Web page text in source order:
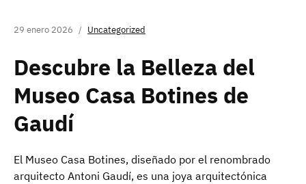
29 enero 2026 Uncategorized
Descubre la Belleza del
Museo Casa Botines de
Gaudí
El Museo Casa Botines, diseñado por el renombrado
arquitecto Antoni Gaudí, es una joya arquitectónica